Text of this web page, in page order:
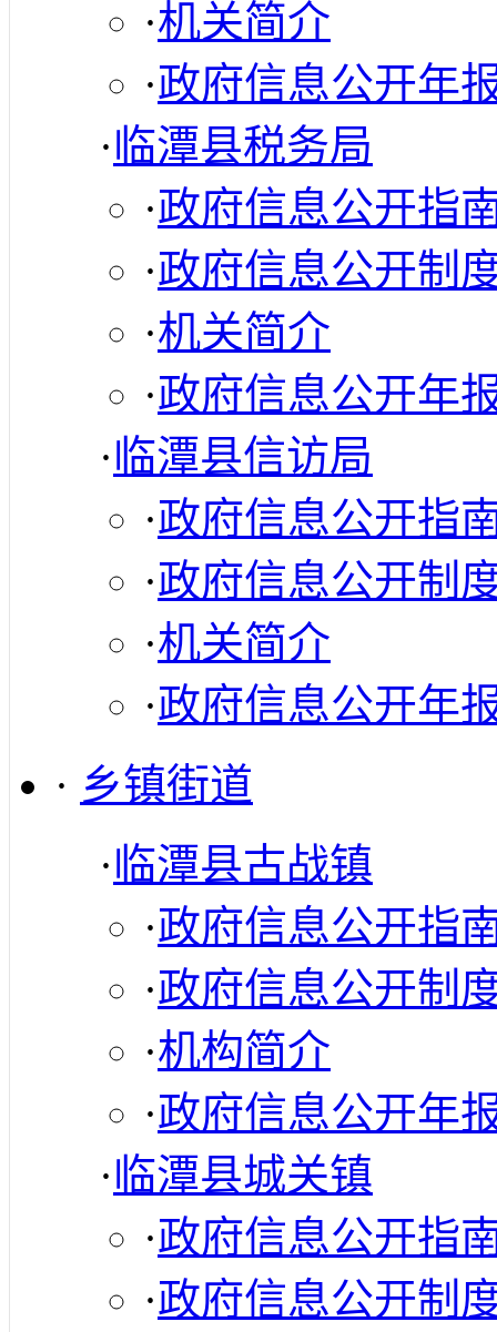
·机关简介
·政府信息公开年
·临潭县税务局
·政府信息公开指
·政府信息公开制
·机关简介
·政府信息公开年
·临潭县信访局
·政府信息公开指
·政府信息公开制
·机关简介
·政府信息公开年
· 乡镇街道
·临潭县古战镇
·政府信息公开指
·政府信息公开制
·机构简介
·政府信息公开年
·临潭县城关镇
·政府信息公开指
·政府信息公开制